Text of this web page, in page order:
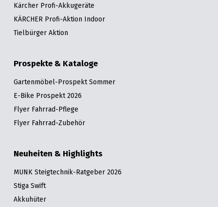
Kärcher Profi-Akkugeräte
KÄRCHER Profi-Aktion Indoor
Tielbürger Aktion
Prospekte & Kataloge
Gartenmöbel-Prospekt Sommer
E-Bike Prospekt 2026
Flyer Fahrrad-Pflege
Flyer Fahrrad-Zubehör
Neuheiten & Highlights
MUNK Steigtechnik-Ratgeber 2026
Stiga Swift
Akkuhüter